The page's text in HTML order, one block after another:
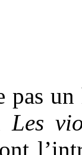
pas
Les